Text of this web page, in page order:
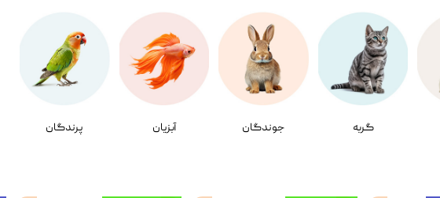
گربه جوندگان آبزیان پرندگان